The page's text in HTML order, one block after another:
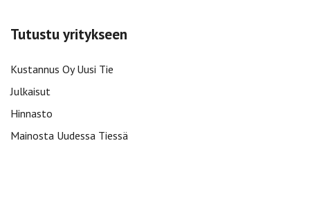
Tutustu yritykseen
Kustannus Oy Uusi Tie
Julkaisut
Hinnasto
Mainosta Uudessa Tiessä